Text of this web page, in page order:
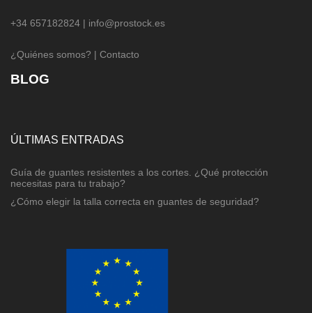
+34 657182824 | info@prostock.es
¿Quiénes somos? | Contacto
BLOG
ÚLTIMAS ENTRADAS
Guía de guantes resistentes a los cortes. ¿Qué protección
necesitas para tu trabajo?
¿Cómo elegir la talla correcta en guantes de seguridad?